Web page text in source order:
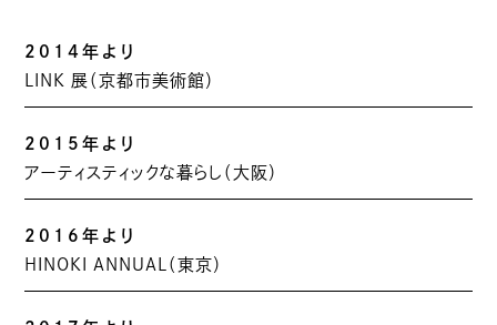
2014年より
LINK 展（京都市美術館）
2015年より
アーティスティックな暮らし（大阪）
2016年より
HINOKI ANNUAL（東京）